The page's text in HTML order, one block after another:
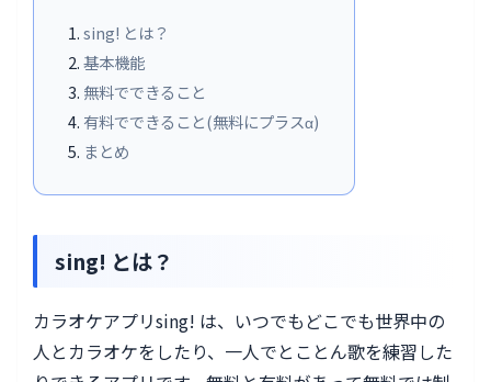
sing! とは？
基本機能
無料でできること
有料でできること(無料にプラスα)
まとめ
sing! とは？
カラオケアプリsing! は、いつでもどこでも世界中の
人とカラオケをしたり、一人でとことん歌を練習した